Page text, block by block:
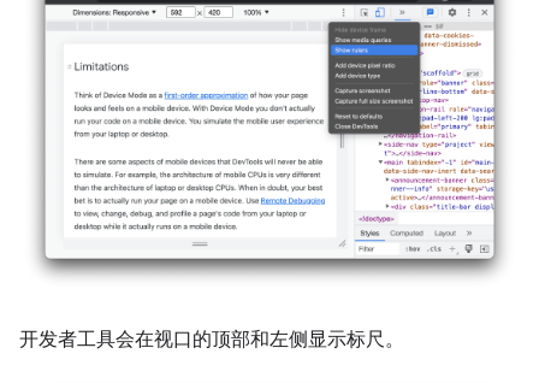
开发者工具会在视口的顶部和左侧显示标尺。